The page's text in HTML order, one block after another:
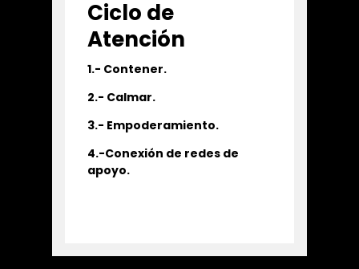
Ciclo de
Atención
1.- Contener.
2.- Calmar.
3.- Empoderamiento.
4.-Conexión de redes de
apoyo.